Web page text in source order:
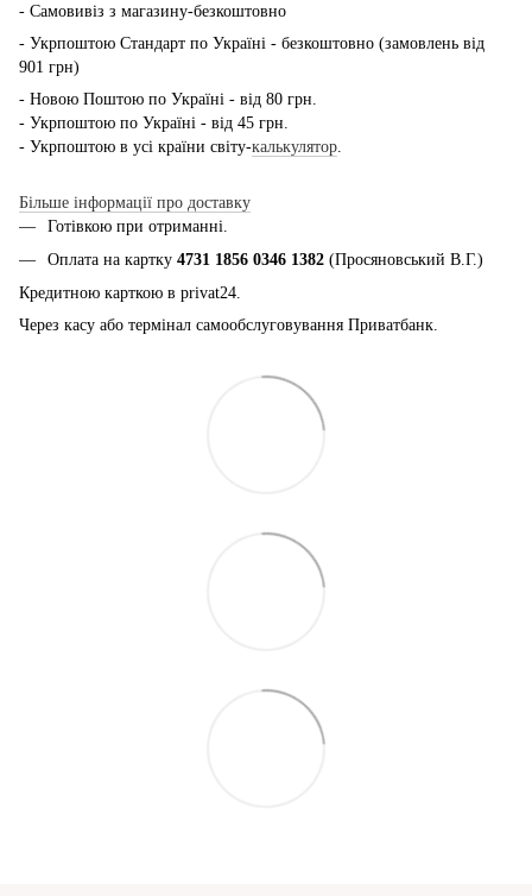
- Самовивіз з магазину-безкоштовно
- Укрпоштою Стандарт по Україні - безкоштовно (замовлень від
901 грн)
- Новою Поштою по Україні - від 80 грн.
- Укрпоштою по Україні - від 45 грн.
- Укрпоштою в усі країни світу-калькулятор
Більше інформації про доставку
Готівкою при отриманні.
Оплата на картку 4731 1856 0346 1382 (Просяновський В.Г.)
Кредитною карткою в privat24.
Через касу або термінал самообслуговування Приватбанк.